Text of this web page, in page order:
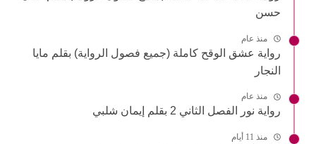
حسن
منذ عام
رواية عشق الوقح كاملة (جميع فصول الرواية) بقلم مايا
النجار
منذ عام
رواية نور الفصل الثاني 2 بقلم إيمان شلبي
منذ 11 أيام